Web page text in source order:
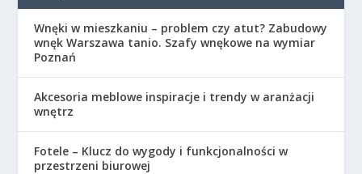
Wnęki w mieszkaniu – problem czy atut? Zabudowy
wnęk Warszawa tanio. Szafy wnękowe na wymiar
Poznań
Akcesoria meblowe inspiracje i trendy w aranżacji
wnętrz
Fotele – Klucz do wygody i funkcjonalności w
przestrzeni biurowej